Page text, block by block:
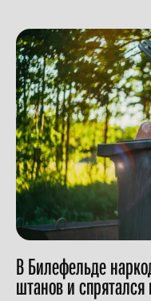
В Билефельде
штанов и спрятался